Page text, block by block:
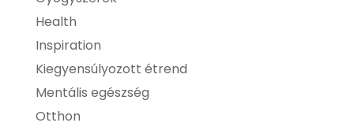
Health
Inspiration
Kiegyensúlyozott étrend
Mentális egészség
Otthon